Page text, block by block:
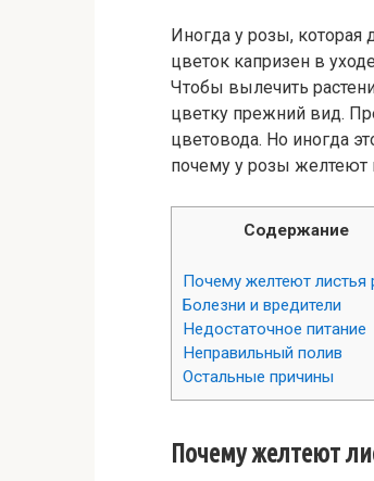
Иногда у розы, которая
цветок капризен в
Чтобы вылечить
цветку прежний вид.
цветовода. Но иногда
почему у розы желтеют
Содержание
Почему желтеют листья
Болезни и вредители
Недостаточное питание
Неправильный полив
Остальные причины
Почему желтеют